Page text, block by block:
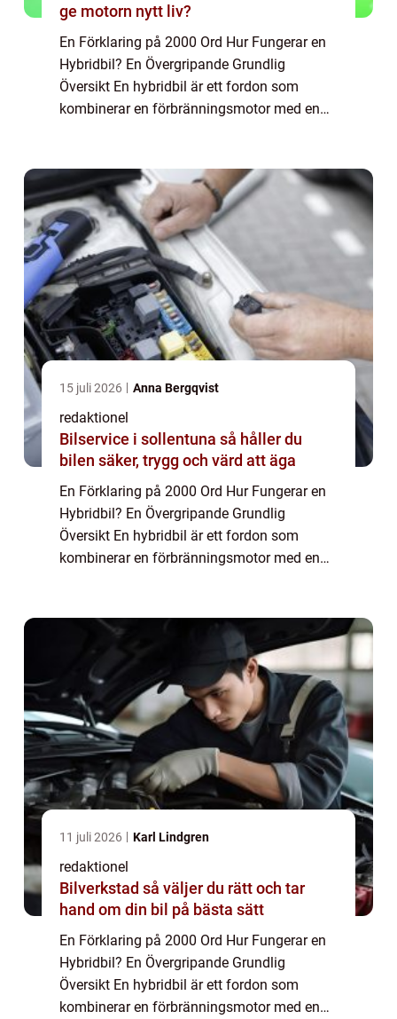
ge motorn nytt liv?
En Förklaring på 2000 Ord Hur Fungerar en
Hybridbil? En Övergripande Grundlig
Översikt En hybridbil är ett fordon som
kombinerar en förbränningsmotor med en
utslä...
15 juli 2026 Anna Bergqvist
redaktionel
Bilservice i sollentuna så håller du
bilen säker, trygg och värd att äga
En Förklaring på 2000 Ord Hur Fungerar en
Hybridbil? En Övergripande Grundlig
Översikt En hybridbil är ett fordon som
kombinerar en förbränningsmotor med en
utslä...
11 juli 2026 Karl Lindgren
redaktionel
Bilverkstad så väljer du rätt och tar
hand om din bil på bästa sätt
En Förklaring på 2000 Ord Hur Fungerar en
Hybridbil? En Övergripande Grundlig
Översikt En hybridbil är ett fordon som
kombinerar en förbränningsmotor med en